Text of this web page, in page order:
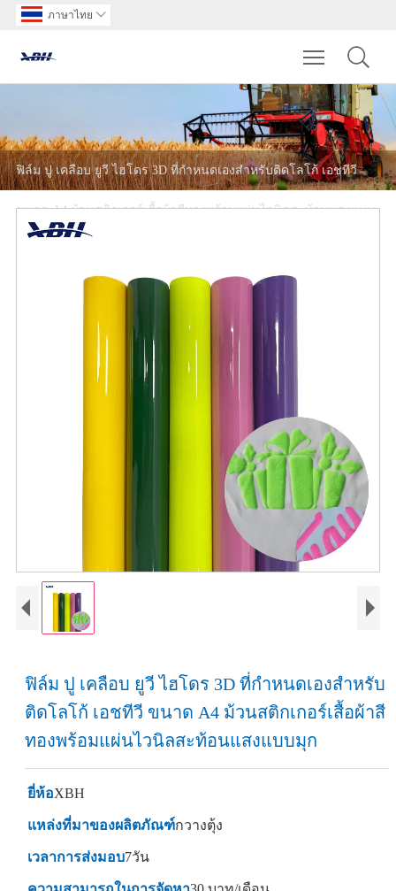
ภาษาไทย 
Toggle
ฟิล์ม ปู เคลือบ ยูวี ไฮโดร 3D ที่กำหนดเองสำหรับติดโลโก้ เอชทีวี
ขนาด A4 ม้วนสติกเกอร์เสื้อผ้าสีทองพร้อมแผ่นไวนิลสะท้อนแสงแบบ
ฟิล์ม ปู เคลือบ ยูวี ไฮโดร 3D ที่กำหนดเองสำหรับ
ติดโลโก้ เอชทีวี ขนาด A4 ม้วนสติกเกอร์เสื้อผ้าสี
ทองพร้อมแผ่นไวนิลสะท้อนแสงแบบมุก
ยี่ห้อXBH
แหล่งที่มาของผลิตภัณฑ์กวางตุ้ง
เวลาการส่งมอบ7วัน